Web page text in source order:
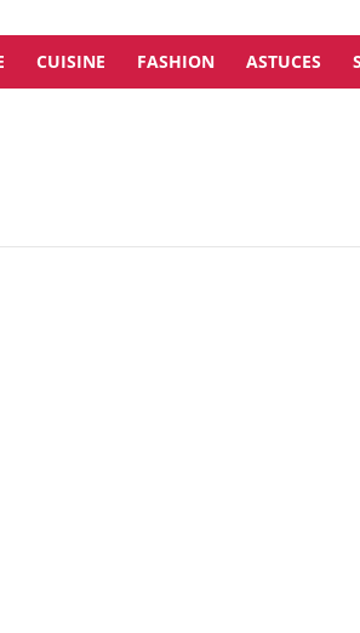
CUISINE FASHION ASTUCES